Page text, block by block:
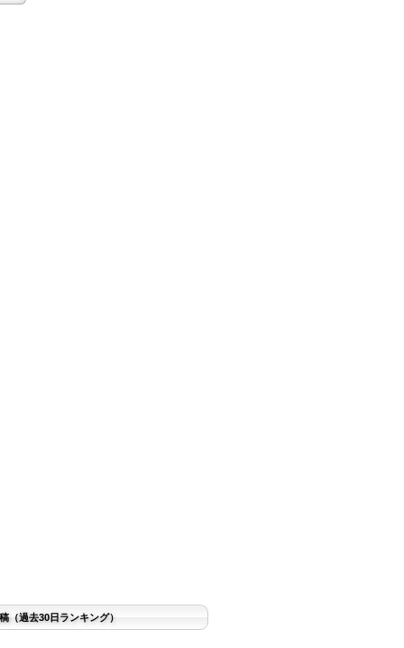
（過去30日ランキング）